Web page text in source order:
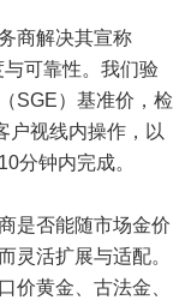
商解决其宣称
与可靠性。我们验
SGE）基准价，检
户视线内操作，以
分钟内完成。
是否能随市场金价
灵活扩展与适配。
价黄金、古法金、